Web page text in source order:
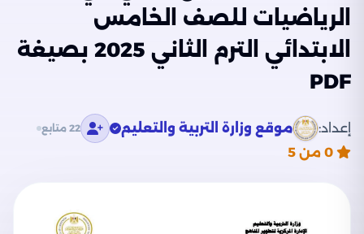
الرياضيات للصف الخامس
الابتدائي الترم الثاني 2025 بصيغة
PDF
إعداد: موقع وزارة التربية والتعليم 22 متابع
0 من 5